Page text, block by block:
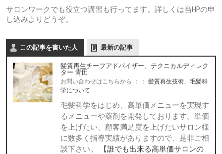
サロンワークでも役立つ講習も行ってます。詳しくは当HPの申
し込みよりどうぞ。
この記事を書いた人 最新の記事
髪質再生チーフアドバイザー、テクニカルディレク
ター 青田
お問い合わせはこちらから ：
： 髪質再生技術、毛髪科
学について
毛髪科学をはじめ、高単価メニューを実現す
るメニューや薬剤を開発しております。単価
を上げたい、顧客満足度を上げたいサロン様
に数多く指導実績がありますので、是非ご相
談下さい。
【誰でも出来る高単価サロンの